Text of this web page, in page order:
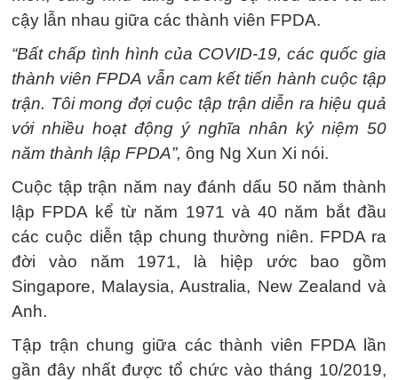
cậy lẫn nhau giữa các thành viên FPDA.
“Bất chấp tình hình của COVID-19, các quốc gia
thành viên FPDA vẫn cam kết tiến hành cuộc tập
trận. Tôi mong đợi cuộc tập trận diễn ra hiệu quả
với nhiều hoạt động ý nghĩa nhân kỷ niệm 50
năm thành lập FPDA”, ông Ng Xun Xi nói.
Cuộc tập trận năm nay đánh dấu 50 năm thành
lập FPDA kể từ năm 1971 và 40 năm bắt đầu
các cuộc diễn tập chung thường niên. FPDA ra
đời vào năm 1971, là hiệp ước bao gồm
Singapore, Malaysia, Australia, New Zealand và
Anh.
Tập trận chung giữa các thành viên FPDA lần
gần đây nhất được tổ chức vào tháng 10/2019,